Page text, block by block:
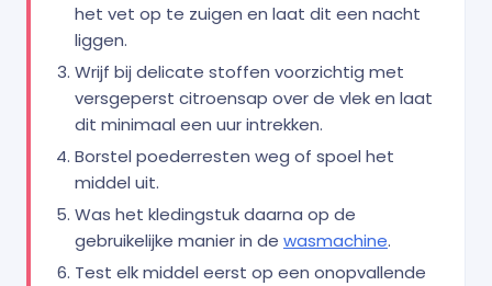
het vet op te zuigen en laat dit een nacht
liggen.
Wrijf bij delicate stoffen voorzichtig met
versgeperst citroensap over de vlek en laat
dit minimaal een uur intrekken.
Borstel poederresten weg of spoel het
middel uit.
Was het kledingstuk daarna op de
gebruikelijke manier in de wasmachine.
Test elk middel eerst op een onopvallende